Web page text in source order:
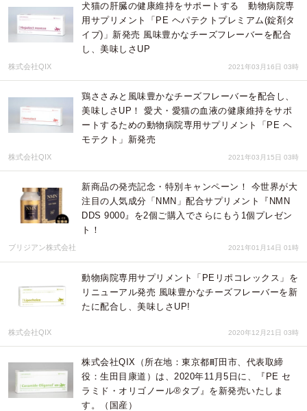
犬猫の肝臓の健康維持をサポートする 動物病院専
用サプリメント「PE ヘパテクトプレミアム(錠剤タ
イプ)」新発売 風味豊かなチーズフレーバーを配合
し、美味しさUP
株式会社QIX 2021年03月16日 03時
鶏ささみと風味豊かなチーズフレーバーを配合し、
美味しさUP！ 愛犬・愛猫の血液の健康維持をサポ
ートするための動物病院専用サプリメント「PE ヘ
モテクト」新発売
株式会社QIX 2021年03月15日 03時
新商品の発売記念・特別キャンペーン！ 今世界が大
注目の人気成分「NMN」配合サプリメント『NMN
DDS 9000』を2個ご購入でさらにもう1個プレゼン
ト！
ブリジアン株式会社 2021年01月14日 01時
動物病院専用サプリメント「PEリポコレックス」を
リニューアル発売 風味豊かなチーズフレーバーを新
たに配合し、美味しさUP!
株式会社QIX 2020年12月21日 03時
株式会社QIX（所在地：東京都町田市、代表取締
役：生田目康道）は、2020年11月5日に、『PE セ
ラミド・オリゴノール®タブ』を新発売いたしま
す。（国産）